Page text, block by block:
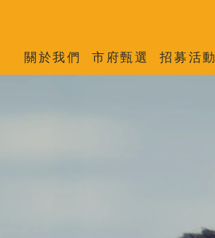
關於我們 市府甄選 招募活動